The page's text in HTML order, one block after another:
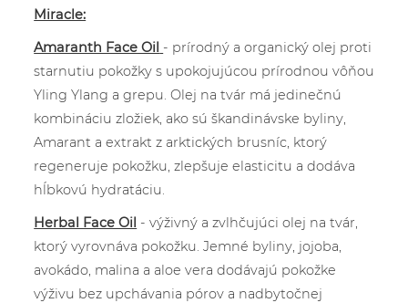
Miracle:
Amaranth Face Oil - prírodný a organický olej proti
starnutiu pokožky s upokojujúcou prírodnou vôňou
Yling Ylang a grepu. Olej na tvár má jedinečnú
kombináciu zložiek, ako sú škandinávske byliny,
Amarant a extrakt z arktických brusníc, ktorý
regeneruje pokožku, zlepšuje elasticitu a dodáva
hĺbkovú hydratáciu.
Herbal Face Oil - výživný a zvlhčujúci olej na tvár,
ktorý vyrovnáva pokožku. Jemné byliny, jojoba,
avokádo, malina a aloe vera dodávajú pokožke
výživu bez upchávania pórov a nadbytočnej